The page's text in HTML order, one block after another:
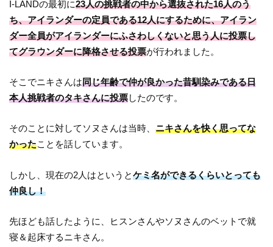
I-LANDの最初に23人の挑戦者の中から選抜された16人のう
ち、アイランダーの定員である12人にするために、アイラン
ダー全員がアイランダーにふさわしくないと思う人に投票し
てグラウンダーに降格させる投票が行われました。
そこでニキさんは同じ年齢で仲が良かった昔馴染みである日
本人挑戦者のタキさんに投票したのです。
そのことに対してソヌさんは当時、ニキさんを快く思ってな
かったことを話しています。
しかし、現在の2人はというとケミ名ができるくらいとっても
仲良し！
先ほども話したように、ヒスンさんやソヌさんのベットで就
寝＆起床するニキさん。